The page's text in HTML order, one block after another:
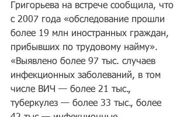
Григорьева на встрече сообщила, что
с 2007 года «обследование прошли
более 19 млн иностранных граждан,
прибывших по трудовому найму».
«Выявлено более 97 тыс. случаев
инфекционных заболеваний, в том
числе ВИЧ — более 21 тыс.,
туберкулез — более 33 тыс., более